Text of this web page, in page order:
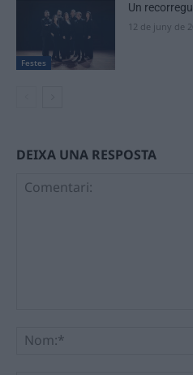
Festes
Un
12 de juny de
DEIXA UNA RESPOSTA